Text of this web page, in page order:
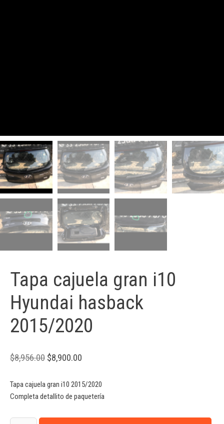
Tapa cajuela gran i10
Hyundai hasback
2015/2020
$8,956.00 $8,900.00
Tapa cajuela gran i10 2015/2020
Completa detallito de paquetería